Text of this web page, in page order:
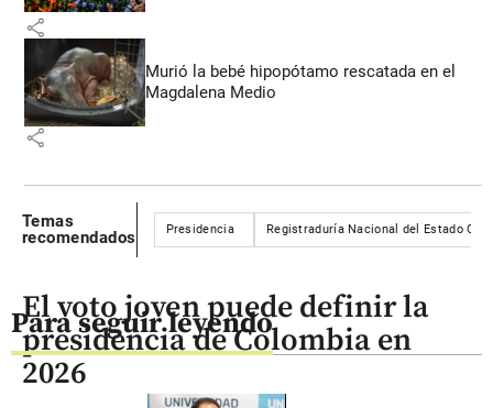
share
Murió la bebé hipopótamo rescatada en el
Magdalena Medio
share
Temas
recomendados
Presidencia Registraduría Nacional del Estado Civil
Para seguir leyendo
El voto joven puede definir la
presidencia de Colombia en
2026